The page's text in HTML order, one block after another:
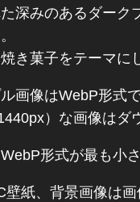
深みのあるダーク
き菓子をテーマに
画像はWebP形式
）な画像はダ
形式が最も小
紙、背景画像は